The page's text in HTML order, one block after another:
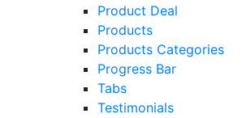
Product Deal
Products
Products Categories
Progress Bar
Tabs
Testimonials